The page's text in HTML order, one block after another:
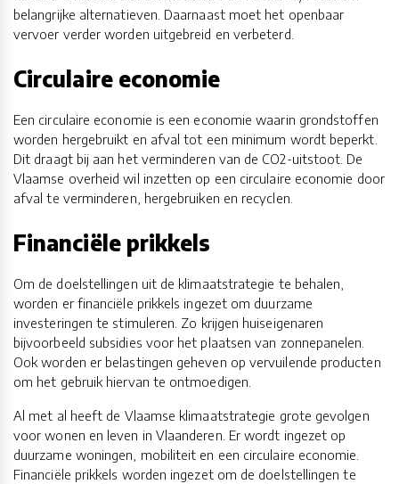
belangrijke alternatieven. Daarnaast moet het openbaar
vervoer verder worden uitgebreid en verbeterd.
Circulaire economie
Een circulaire economie is een economie waarin grondstoffen
worden hergebruikt en afval tot een minimum wordt beperkt.
Dit draagt bij aan het verminderen van de CO2-uitstoot. De
Vlaamse overheid wil inzetten op een circulaire economie door
afval te verminderen, hergebruiken en recyclen.
Financiële prikkels
Om de doelstellingen uit de klimaatstrategie te behalen,
worden er financiële prikkels ingezet om duurzame
investeringen te stimuleren. Zo krijgen huiseigenaren
bijvoorbeeld subsidies voor het plaatsen van zonnepanelen.
Ook worden er belastingen geheven op vervuilende producten
om het gebruik hiervan te ontmoedigen.
Al met al heeft de Vlaamse klimaatstrategie grote gevolgen
voor wonen en leven in Vlaanderen. Er wordt ingezet op
duurzame woningen, mobiliteit en een circulaire economie.
Financiële prikkels worden ingezet om de doelstellingen te